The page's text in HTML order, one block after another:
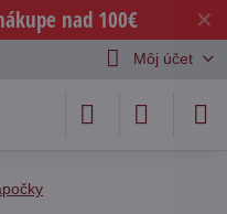
✕
nad 100€
Môj účet